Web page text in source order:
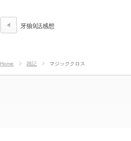
牙狼9話感想
Home 雑記 マジッククロス